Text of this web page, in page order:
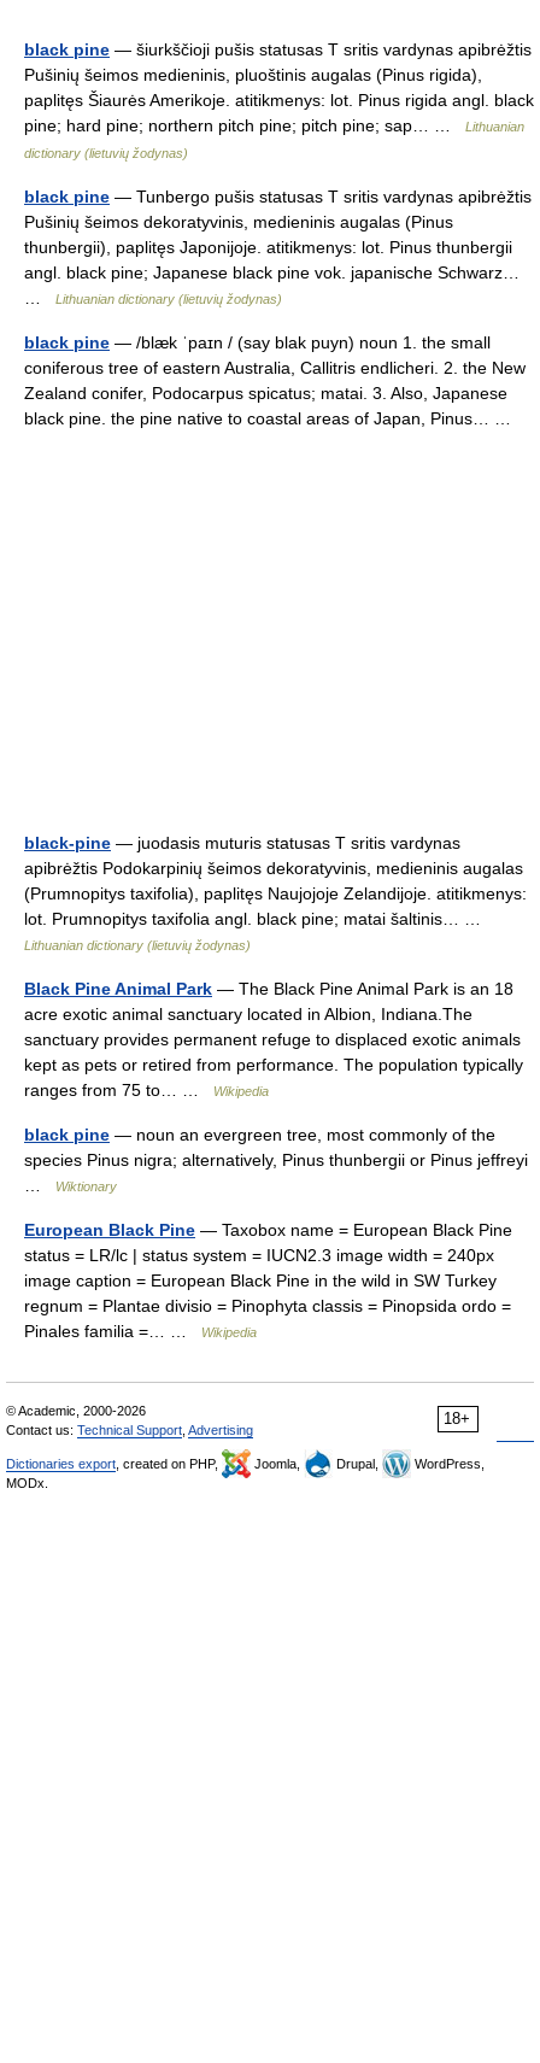
black pine — šiurkščioji pušis statusas T sritis vardynas apibrėžtis
Pušinių šeimos medieninis, pluoštinis augalas (Pinus rigida),
paplitęs Šiaurės Amerikoje. atitikmenys: lot. Pinus rigida angl. black
pine; hard pine; northern pitch pine; pitch pine; sap… …
Lithuanian
dictionary (lietuvių žodynas)
black pine — Tunbergo pušis statusas T sritis vardynas apibrėžtis
Pušinių šeimos dekoratyvinis, medieninis augalas (Pinus
thunbergii), paplitęs Japonijoje. atitikmenys: lot. Pinus thunbergii
angl. black pine; Japanese black pine vok. japanische Schwarz…
Lithuanian dictionary (lietuvių žodynas)
black pine — /blæk ˈpaɪn / (say blak puyn) noun 1. the small
coniferous tree of eastern Australia, Callitris endlicheri. 2. the New
Zealand conifer, Podocarpus spicatus; matai. 3. Also, Japanese
black pine. the pine native to coastal areas of Japan, Pinus… …
black-pine — juodasis muturis statusas T sritis vardynas
apibrėžtis Podokarpinių šeimos dekoratyvinis, medieninis augalas
(Prumnopitys taxifolia), paplitęs Naujojoje Zelandijoje. atitikmenys:
lot. Prumnopitys taxifolia angl. black pine; matai šaltinis… …
Lithuanian dictionary (lietuvių žodynas)
Black Pine Animal Park — The Black Pine Animal Park is an 18
acre exotic animal sanctuary located in Albion, Indiana.The
sanctuary provides permanent refuge to displaced exotic animals
kept as pets or retired from performance. The population typically
ranges from 75 to… …
Wikipedia
black pine — noun an evergreen tree, most commonly of the
species Pinus nigra; alternatively, Pinus thunbergii or Pinus jeffreyi
Wiktionary
European Black Pine — Taxobox name = European Black Pine
status = LR/lc | status system = IUCN2.3 image width = 240px
image caption = European Black Pine in the wild in SW Turkey
regnum = Plantae divisio = Pinophyta classis = Pinopsida ordo =
Pinales familia =… …
Wikipedia
18+
© Academic, 2000-2026
Contact us: Technical Support Advertising
Dictionaries export , created on PHP, Joomla, Drupal,
WordPress,
MODx.